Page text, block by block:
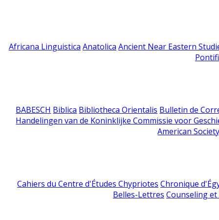
Africana Linguistica Anatolica Ancient Near Eastern
BABESCH Biblica Bibliotheca Orientalis Bulletin de
Handelingen van de Koninklijke Commissie voor
American
Cahiers du Centre d'Études Chypriotes Chronique
Belles-Lettres Counseling